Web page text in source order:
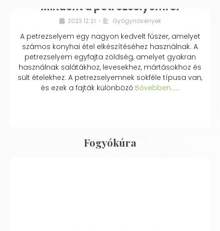
Mindent a petrezselyemről
2023.12.21. • Gyógynövények
A petrezselyem egy nagyon kedvelt fűszer, amelyet
számos konyhai étel elkészítéséhez használnak. A
petrezselyem egyfajta zöldség, amelyet gyakran
használnak salátákhoz, levesekhez, mártásokhoz és
sült ételekhez. A petrezselyemnek sokféle típusa van,
és ezek a fajták különbözőBővebben...…
Fogyókúra